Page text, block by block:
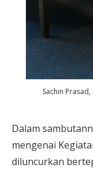
Sachin
Dalam
mengenai
diluncurkan